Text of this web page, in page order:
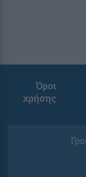
Όροι
χρήσης